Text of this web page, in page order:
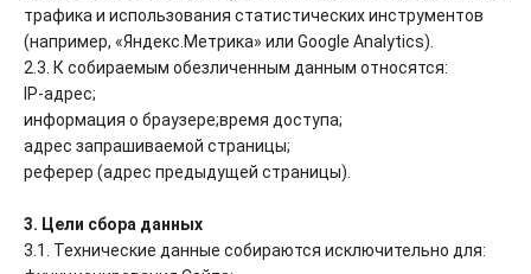
трафика и использования статистических инструментов
(например, «Яндекс.Метрика» или Google Analytics).
2.3. К собираемым обезличенным данным относятся:
IP-адрес;
информация о браузере;время доступа;
адрес запрашиваемой страницы;
реферер (адрес предыдущей страницы).
3. Цели сбора данных
3.1. Технические данные собираются исключительно для: